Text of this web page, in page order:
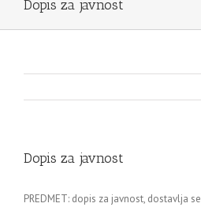
Dopis za javnost
Dopis za javnost
PREDMET: dopis za javnost, dostavlja se